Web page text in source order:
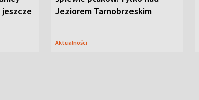
jeszcze
Jeziorem Tarnobrzeskim
Aktualności